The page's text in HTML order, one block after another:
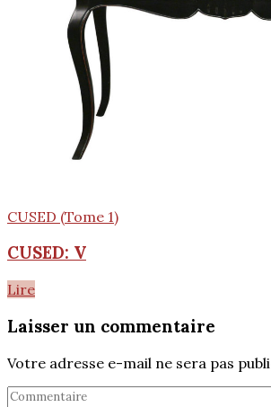
CUSED (Tome 1)
CUSED: V
Lire
Laisser un commentaire
Votre adresse e-mail ne sera pas